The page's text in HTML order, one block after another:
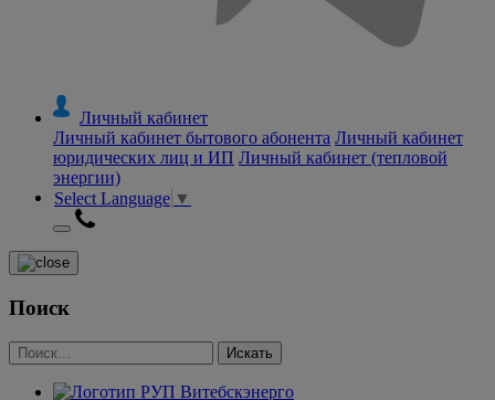
Личный кабинет
Личный кабинет бытового абонента Личный кабинет
юридических лиц и ИП Личный кабинет (тепловой
энергии)
Select Language ▼
Поиск